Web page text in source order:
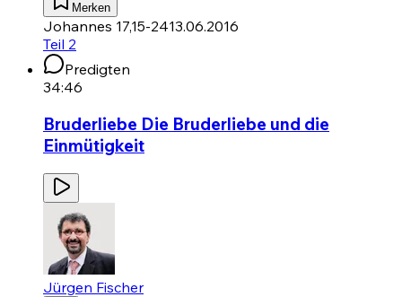
Merken
Johannes 17,15-2413.06.2016
Teil 2
Predigten
34:46
Bruderliebe Die Bruderliebe und die
Einmütigkeit
Jürgen Fischer